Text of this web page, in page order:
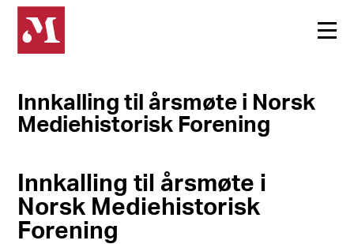
Innkalling til årsmøte i Norsk
Mediehistorisk Forening
Innkalling til årsmøte i
Norsk Mediehistorisk
Forening